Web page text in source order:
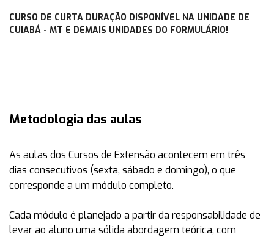
CURSO DE CURTA DURAÇÃO DISPONÍVEL NA UNIDADE DE
CUIABÁ - MT E DEMAIS UNIDADES DO FORMULÁRIO!
Metodologia das aulas
As aulas dos Cursos de Extensão acontecem em três
dias consecutivos (sexta, sábado e domingo), o que
corresponde a um módulo completo.
Cada módulo é planejado a partir da responsabilidade de
levar ao aluno uma sólida abordagem teórica, com